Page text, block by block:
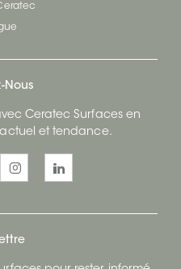
Nous
Ceratec Surfaces en
et tendance.